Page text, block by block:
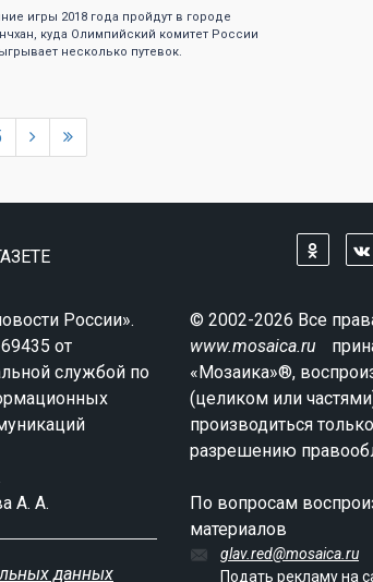
игры 2018 года пройдут в городе
куда Олимпийский комитет России
несколько путевок.
России».
от
службой по
А. А.
данных
© 2002-2026 Все
www.mosaica.ru
«Мозаика»®,
(целиком или
производиться
разрешению
По вопросам
материалов
glav.red@mosaica.ru
Подать рекламу на